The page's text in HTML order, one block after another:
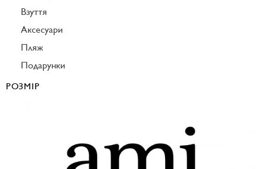
Взуття
Аксесуари
Пляж
Подарунки
РОЗМІР